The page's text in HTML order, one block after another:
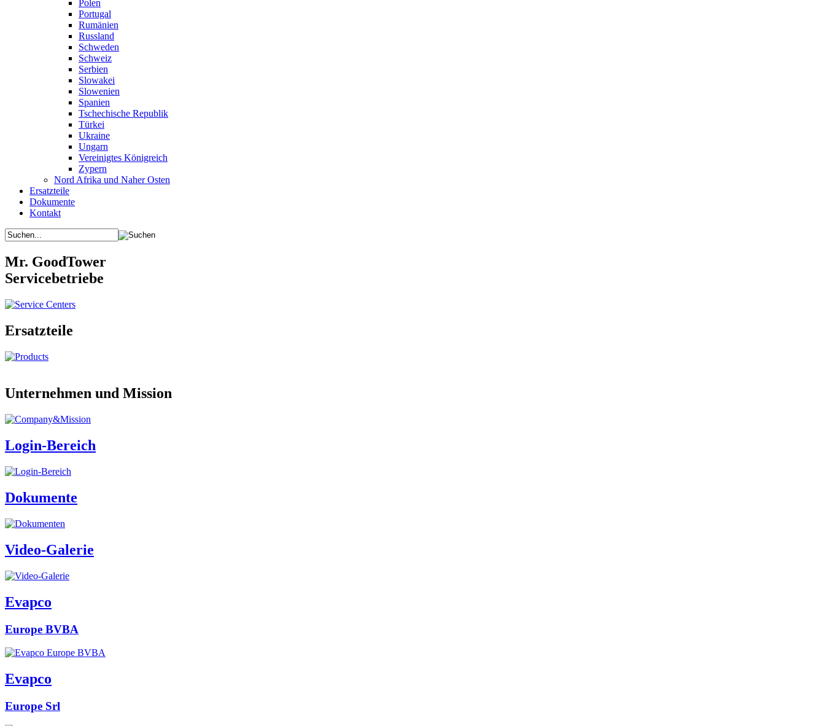
Polen
Portugal
Rumänien
Russland
Schweden
Schweiz
Serbien
Slowakei
Slowenien
Spanien
Tschechische Republik
Türkei
Ukraine
Ungarn
Vereinigtes Königreich
Zypern
Nord Afrika und Naher Osten
Ersatzteile
Dokumente
Kontakt
Mr. GoodTower
Servicebetriebe
Ersatzteile
Unternehmen und Mission
Login-Bereich
Dokumente
Video-Galerie
Evapco
Europe BVBA
Evapco
Europe Srl